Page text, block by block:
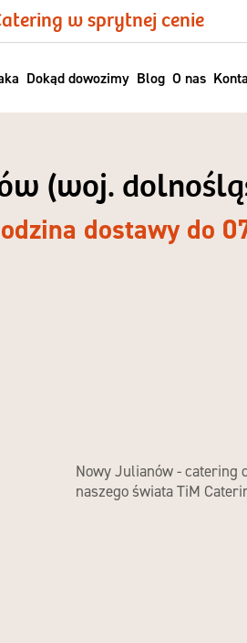
w sprytnej cenie
Dokąd dowozimy Blog O nas
(woj.
dostawy do
Nowy Julianów - catering
naszego świata TiM